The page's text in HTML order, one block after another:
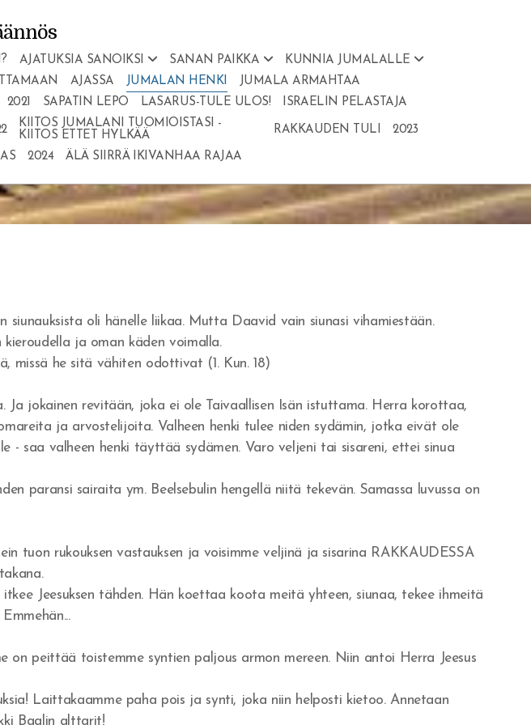
AJATUKSIA SANOIKSI SANAN PAIKKA
KUNNIA JUMALALLE
AJASSA JUMALAN HENKI
JUMALA ARMAHTAA
2021 SAPATIN LEPO LASARUS-TULE ULOS! ISRAELIN PELASTAJA
KIITOS JUMALANI TUOMIOISTASI -
KIITOS ETTET HYLKÄÄ
RAKKAUDEN TULI 2023
2024 ÄLÄ SIIRRÄ IKIVANHAA RAJAA
oli hänelle liikaa. Mutta Daavid vain siunasi vihamiestään.
ja oman käden voimalla.
missä he sitä vähiten odottivat (1. Kun. 18)
jokainen revitään, joka ei ole Taivaallisen Isän istuttama. Herra korottaa,
ja arvostelijoita. Valheen henki tulee niden sydämin, jotka eivät ole
- saa valheen henki täyttää sydämen. Varo veljeni tai sisareni, ettei sinua
paransi sairaita ym. Beelsebulin hengellä niitä tekevän. Samassa luvussa on
tuon rukouksen vastauksen ja voisimme veljinä ja sisarina RAKKAUDESSA
Jeesuksen tähden. Hän koettaa koota meitä yhteen, siunaa, tekee ihmeitä
on peittää toistemme syntien paljous armon mereen. Niin antoi Herra Jeesus
Laittakaamme paha pois ja synti, joka niin helposti kietoo. Annetaan
Baalin alttarit!